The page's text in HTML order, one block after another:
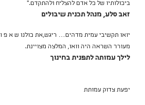
ביכולותיו של כל אדם להצליח ולהתקדם."
זאב סלע, מנהל תכנית שיבולים
יואו תקשיבי עמית מדהים… ריגש,את כולנו ש א פ ו
מעורר השראה היה וואו, המלצה מצויינת.
לילך עמותה לתפנית בחינוך
יפעת צדוק עמותת